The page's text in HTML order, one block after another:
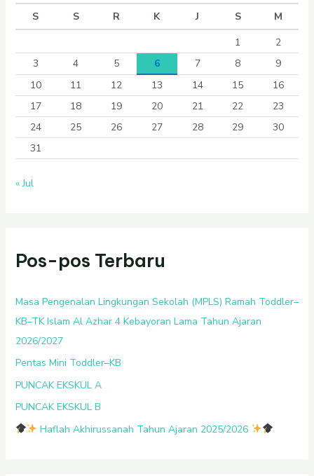
S
S R K J S
M
1
2
3
4 5 6 7 8
9
10
11 12 13 14 15
16
17
18 19 20 21 22
23
24
25 26 27 28 29
30
31
« Jul
Pos-pos Terbaru
Masa Pengenalan Lingkungan Sekolah (MPLS) Ramah Toddler–
KB–TK Islam Al Azhar 4 Kebayoran Lama Tahun Ajaran
2026/2027
Pentas Mini Toddler–KB
PUNCAK EKSKUL A
PUNCAK EKSKUL B
Haflah Akhirussanah Tahun Ajaran 2025/2026